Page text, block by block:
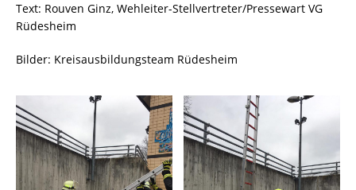
Text: Rouven Ginz, Wehleiter-Stellvertreter/Pressewart VG
Rüdesheim
Bilder: Kreisausbildungsteam Rüdesheim